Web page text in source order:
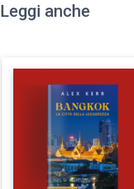
Leggi anche